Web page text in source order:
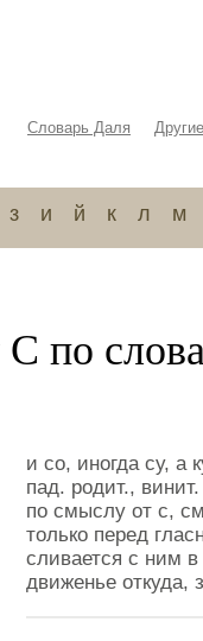
Словарь Даля
з и й к л м
С по
и со, иногда су, а
пад. родит.,
по смыслу от с,
только перед
сливается с ним
движенье откуда,